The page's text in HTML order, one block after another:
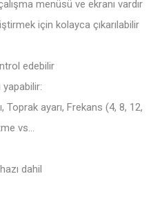
menüsü ve ekranı vardır
için kolayca çıkarılabilir
edebilir
ayarı, Frekans (4, 8, 12,
vs…
dahil